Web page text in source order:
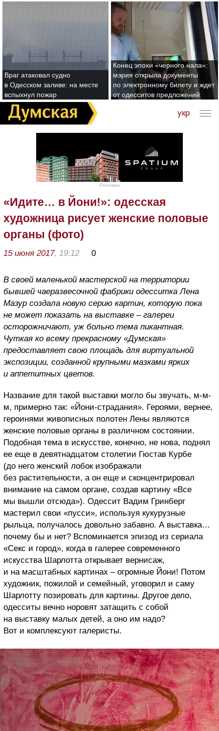
Враг атаковал судно
в Одесском заливе: на месте
вспыхнул пожар
Конец эпохи «черного нала»:
мэрия открыла документы
по электронному билету и ждет
от одесситов предложений
укр
Реклама
«Идите… в Йони!»: одесская
художница рисует женские половые
органы (фото)
15 июня 2017, 19:12 0
В своей маленькой мастерской на территории
бывшей чаеразвесочной фабрики одесситка Лена
Мазур создала новую серию картин, которую пока
не может показать на выставке – галереи
осторожничают, уж больно тема пикантная.
Чуткая ко всему прекрасному «Думская»
предоставляет свою площадь для виртуальной
экспозиции, созданной крупными мазками ярких
и аппетитных цветов.
Название для такой выставки могло бы звучать, м-м-
м, примерно так: «Йони-страдания». Героями, вернее,
героинями живописных полотен Лены являются
женские половые органы в различном состоянии.
Подобная тема в искусстве, конечно, не нова, поднял
ее еще в девятнадцатом столетии Гюстав Курбе
(до него женский лобок изображали
без растительности, а он еще и сконцентрировал
внимание на самом органе, создав картину «Все
мы вышли отсюда»). Одессит Вадим Гринберг
мастерил свои «пусси», используя кукурузные
рыльца, получалось довольно забавно. А выставка…
почему бы и нет? Вспоминается эпизод из сериала
«Секс и город», когда в галерее современного
искусства Шарлотта открывает вернисаж,
и на масштабных картинах – огромные Йони! Потом
художник, пожилой и семейный, уговорил и саму
Шарлотту позировать для картины. Другое дело,
одесситы вечно норовят затащить с собой
на выставку малых детей, а оно им надо?
Вот и комплексуют галеристы.